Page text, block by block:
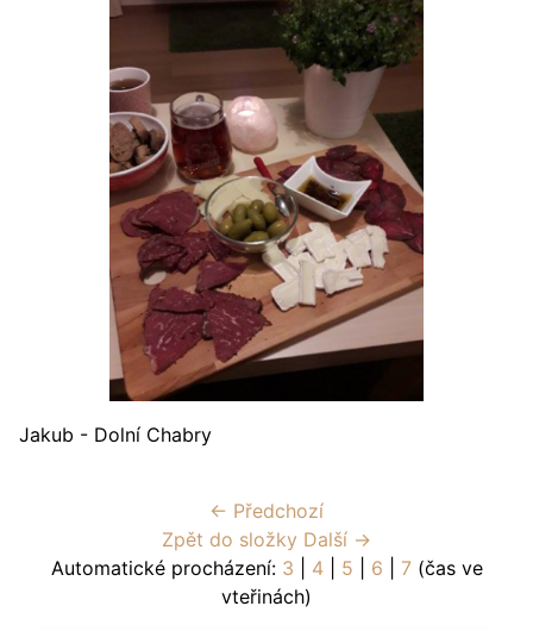
Jakub - Dolní Chabry
← Předchozí
Zpět do složky Další →
Automatické procházení: 3 4| 5 6 7(čas ve
vteřinách)